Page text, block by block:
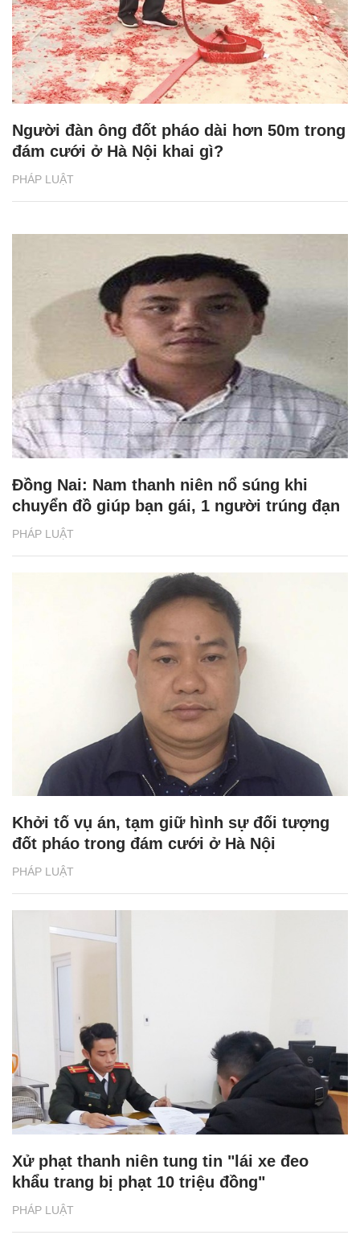
PHÁP LUẬT
Người đàn ông đốt pháo dài hơn 50m trong
đám cưới ở Hà Nội khai gì?
PHÁP LUẬT
Đồng Nai: Nam thanh niên nổ súng khi
chuyển đồ giúp bạn gái, 1 người trúng đạn
PHÁP LUẬT
Khởi tố vụ án, tạm giữ hình sự đối tượng
đốt pháo trong đám cưới ở Hà Nội
PHÁP LUẬT
Xử phạt thanh niên tung tin "lái xe đeo
khẩu trang bị phạt 10 triệu đồng"